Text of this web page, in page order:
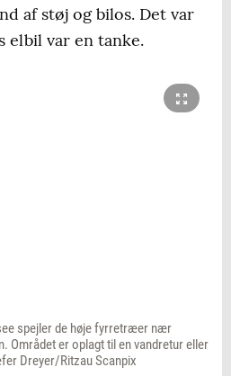
af støj og bilos. Det var
elbil var en tanke.
spejler de høje fyrretræer nær
Området er oplagt til en vandretur eller
Dreyer/Ritzau Scanpix